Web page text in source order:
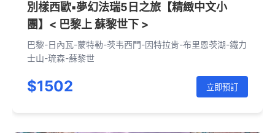
別樣西歐▪夢幻法瑞5日之旅【精緻中文小
團】< 巴黎上 蘇黎世下 >
巴黎-日內瓦-蒙特勒-茨韦西門-因特拉肯-布里恩茨湖-鐵力
士山-琉森-蘇黎世
$1502 立即預訂